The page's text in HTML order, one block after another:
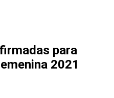
para
2021